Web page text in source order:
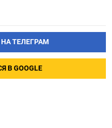
ТЕЛЕГРАМ
В GOOGLE